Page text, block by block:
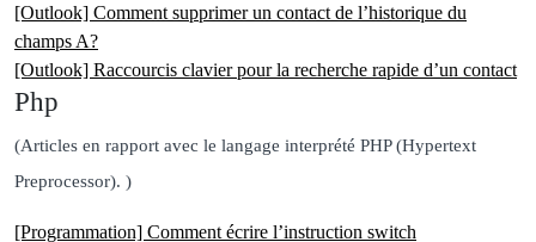
[Outlook] Comment supprimer un contact de l’historique du
champs A?
[Outlook] Raccourcis clavier pour la recherche rapide d’un contact
Php
(Articles en rapport avec le langage interprété PHP (Hypertext
Preprocessor). )
[Programmation] Comment écrire l’instruction switch